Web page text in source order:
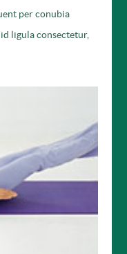
per conubia
ligula consectetur,